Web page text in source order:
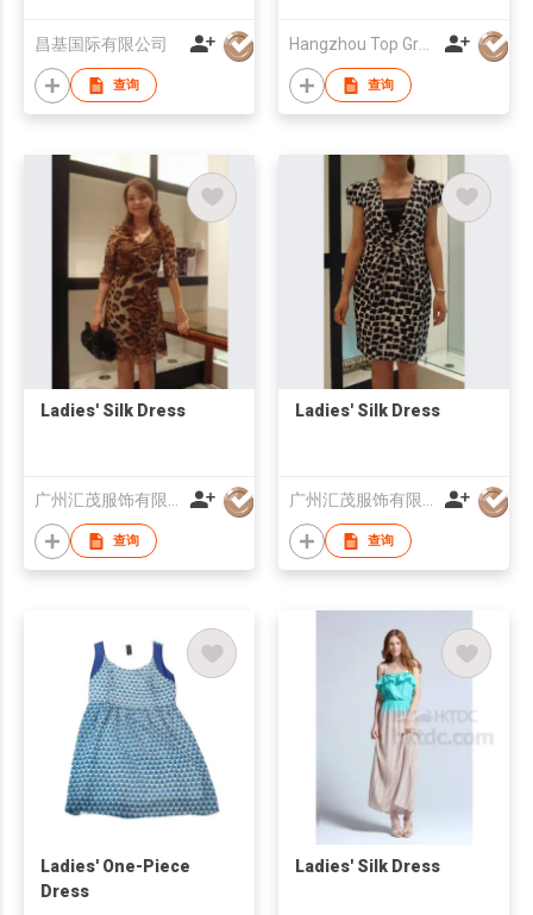
昌基国际有限公司
查询
Hangzhou Top Grand Fashion Co Ltd
查询
Ladies' Silk Dress
广州汇茂服饰有限公司
查询
Ladies' Silk Dress
广州汇茂服饰有限公司
查询
Ladies' One-Piece
Dress
Ladies' Silk Dress